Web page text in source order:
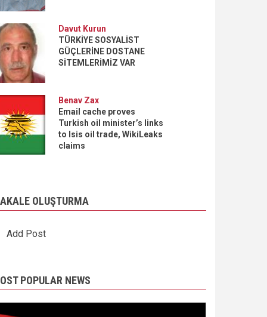
Davut Kurun
TÜRKİYE SOSYALİST
GÜÇLERİNE DOSTANE
SİTEMLERİMİZ VAR
Benav Zax
Email cache proves
Turkish oil minister’s links
to Isis oil trade, WikiLeaks
claims
OLUŞTURMA
Add Post
POPULAR NEWS